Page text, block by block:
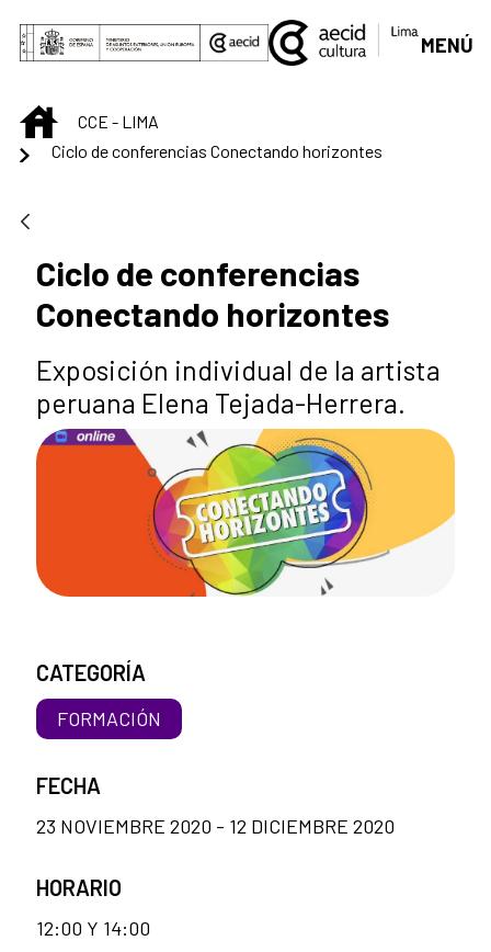
Saltar al contenido principal
MENÚ
INICIOCCE - LIMA
Ciclo de conferencias Conectando horizontes
Ciclo de conferencias
Conectando horizontes
Exposición individual de la artista
peruana Elena Tejada-Herrera.
CATEGORÍA
FORMACIÓN
FECHA
23 NOVIEMBRE 2020 - 12 DICIEMBRE 2020
HORARIO
12:00 Y 14:00